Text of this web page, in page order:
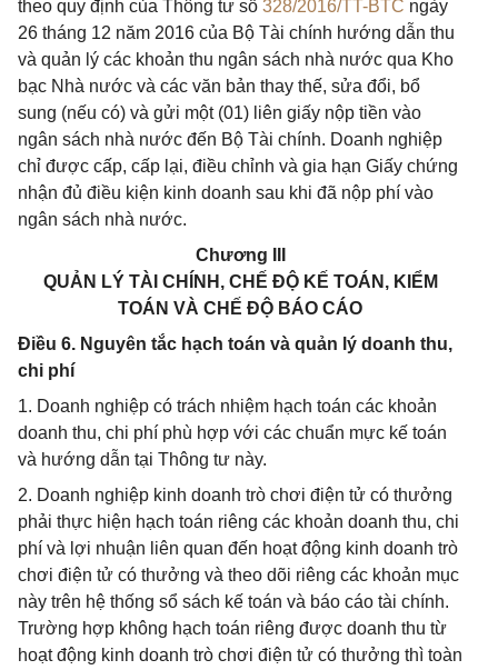
theo quy định của Thông tư số 328/2016/TT-BTC ngày
26 tháng 12 năm 2016 của Bộ Tài chính hướng dẫn thu
và quản lý các khoản thu ngân sách nhà nước qua Kho
bạc Nhà nước và các văn bản thay thế, sửa đổi, bổ
sung (nếu có) và gửi một (01) liên giấy nộp tiền vào
ngân sách nhà nước đến Bộ Tài chính. Doanh nghiệp
chỉ được cấp, cấp lại, điều chỉnh và gia hạn Giấy chứng
nhận đủ điều kiện kinh doanh sau khi đã nộp phí vào
ngân sách nhà nước.
Chương III
QUẢN LÝ TÀI CHÍNH, CHẾ ĐỘ KẾ TOÁN, KIỂM
TOÁN VÀ CHẾ ĐỘ BÁO CÁO
Điều 6. Nguyên tắc hạch toán và quản lý doanh thu,
chi phí
1. Doanh nghiệp có trách nhiệm hạch toán các khoản
doanh thu, chi phí phù hợp với các chuẩn mực kế toán
và hướng dẫn tại Thông tư này.
2. Doanh nghiệp kinh doanh trò chơi điện tử có thưởng
phải thực hiện hạch toán riêng các khoản doanh thu, chi
phí và lợi nhuận liên quan đến hoạt động kinh doanh trò
chơi điện tử có thưởng và theo dõi riêng các khoản mục
này trên hệ thống sổ sách kế toán và báo cáo tài chính.
Trường hợp không hạch toán riêng được doanh thu từ
hoạt động kinh doanh trò chơi điện tử có thưởng thì toàn